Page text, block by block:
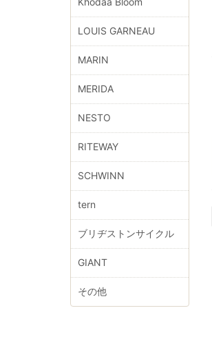
LOUIS GARNEAU
MARIN
MERIDA
NESTO
RITEWAY
SCHWINN
tern
ブリヂストンサイクル
GIANT
その他